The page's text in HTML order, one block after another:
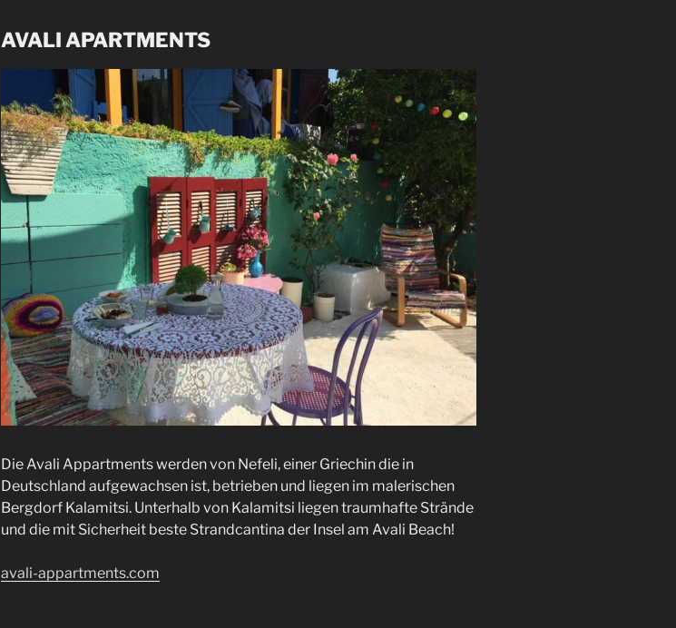
AVALI APARTMENTS
Die Avali Appartments werden von Nefeli, einer Griechin die in
Deutschland aufgewachsen ist, betrieben und liegen im malerischen
Bergdorf Kalamitsi. Unterhalb von Kalamitsi liegen traumhafte Strände
und die mit Sicherheit beste Strandcantina der Insel am Avali Beach!
avali-appartments.com